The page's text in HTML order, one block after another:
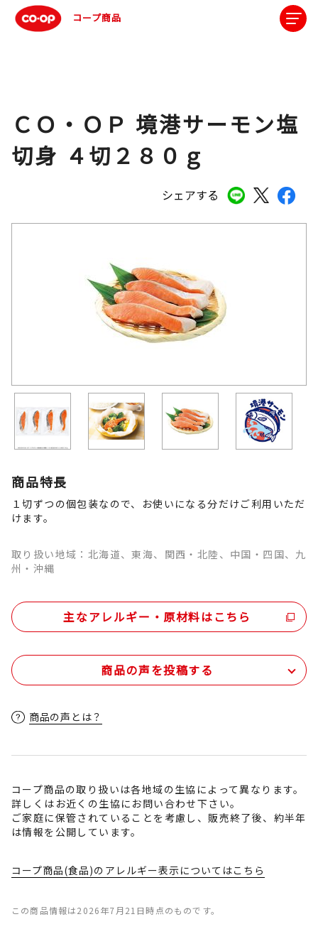
コープ商品
シェアする
ＣＯ・ＯＰ 境港サーモン塩
切身 ４切２８０ｇ
商品特長
１切ずつの個包装なので、お使いになる分だけご利用いただ
けます。
取り扱い地域：北海道、東海、関西・北陸、中国・四国、九
州・沖縄
主なアレルギー・原材料はこちら
商品の声を投稿する
商品の声とは？
コープ商品の取り扱いは各地域の生協によって異なります。
詳しくはお近くの生協にお問い合わせ下さい。
ご家庭に保管されていることを考慮し、販売終了後、約半年
は情報を公開しています。
コープ商品(食品)のアレルギー表示についてはこちら
この商品情報は2026年7月21日時点のものです。